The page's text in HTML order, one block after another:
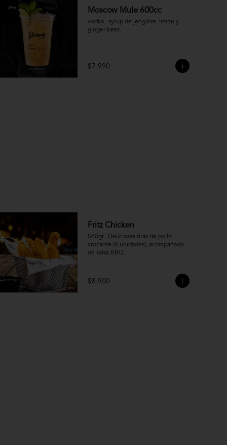
Moscow Mule 600cc
vodka , syrup de jengibre, limón y
ginger beer.
$7.990
Fritz Chicken
560gr.  Deliciosas tiras de pollo
crocante (6 unidades), acompañado
de salsa BBQ.
$8.900